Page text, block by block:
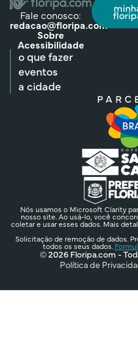
Fale conosco:
redacao@floripa.com
Sobre
Acessibilidade
o que fazer
eventos
a cidade
Nós usamos o Microsoft Clarity
nosso site. Ao usá-lo, você
coletar e usar esses dados. Mais
Solicitação de remoção de dados.
todos os seus dados.
© 2026 Floripa.com -
Política de